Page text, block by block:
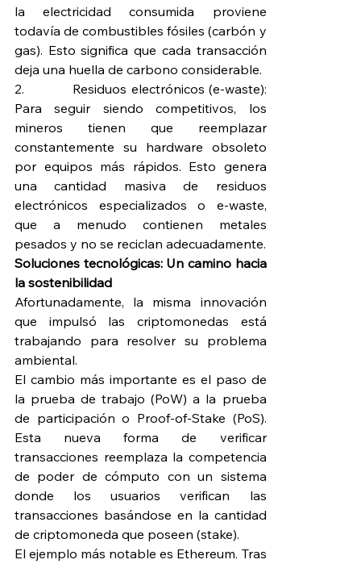
la electricidad consumida proviene
todavía de combustibles fósiles (carbón y
gas). Esto significa que cada transacción
deja una huella de carbono considerable.
2.            Residuos electrónicos (e-waste):
Para seguir siendo competitivos, los
mineros tienen que reemplazar
constantemente su hardware obsoleto
por equipos más rápidos. Esto genera
una cantidad masiva de residuos
electrónicos especializados o e-waste,
que a menudo contienen metales
pesados y no se reciclan adecuadamente.
Soluciones tecnológicas: Un camino hacia
la sostenibilidad
Afortunadamente, la misma innovación
que impulsó las criptomonedas está
trabajando para resolver su problema
ambiental.
El cambio más importante es el paso de
la prueba de trabajo (PoW) a la prueba
de participación o Proof-of-Stake (PoS).
Esta nueva forma de verificar
transacciones reemplaza la competencia
de poder de cómputo con un sistema
donde los usuarios verifican las
transacciones basándose en la cantidad
de criptomoneda que poseen (stake).
El ejemplo más notable es Ethereum. Tras